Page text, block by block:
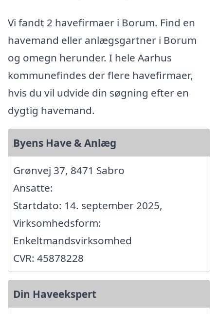
Vi fandt 2 havefirmaer i Borum. Find en
havemand eller anlægsgartner i Borum
og omegn herunder. I hele Aarhus
kommunefindes der flere havefirmaer,
hvis du vil udvide din søgning efter en
dygtig havemand.
Byens Have & Anlæg
Grønvej 37, 8471 Sabro
Ansatte:
Startdato: 14. september 2025,
Virksomhedsform:
Enkeltmandsvirksomhed
CVR: 45878228
Din Haveekspert